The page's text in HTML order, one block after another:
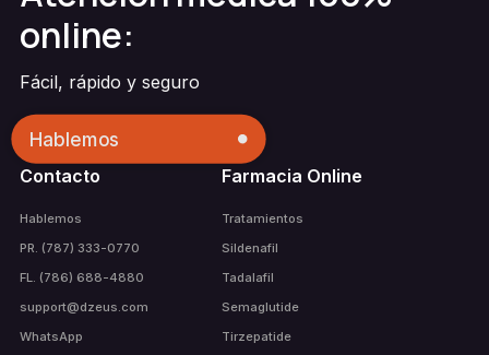
online:
Fácil, rápido y seguro
Hablemos
Contacto
Hablemos
PR. (787) 333-0770
FL. (786) 688-4880
support@dzeus.com
WhatsApp
Farmacia Online
Tratamientos
Sildenafil
Tadalafil
Semaglutide
Tirzepatide